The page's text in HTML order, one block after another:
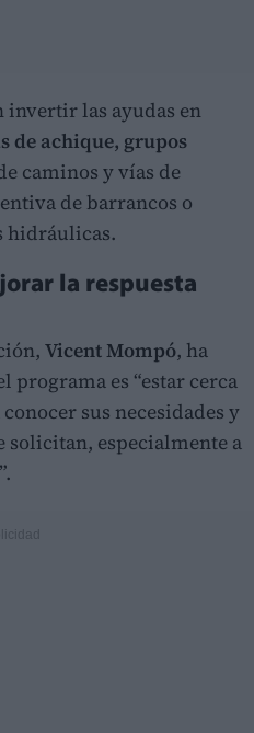
invertir las ayudas en
de achique, grupos
caminos y vías de
de barrancos o
hidráulicas.
la respuesta
Vicent Mompó, ha
programa es “estar cerca
sus necesidades y
solicitan, especialmente a